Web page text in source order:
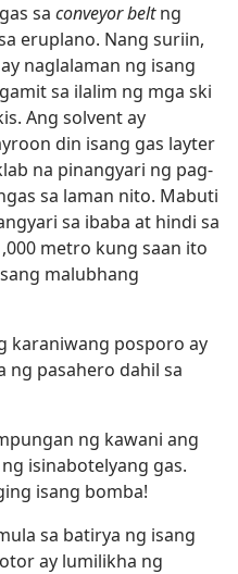
sa conveyor beltng
eruplano. Nang suriin,
naglalaman ng isang
sa ilalim ng mga ski
Ang solvent ay
din isang gas layter
na pinangyari ng pag-
sa laman nito. Mabuti
sa ibaba at hindi sa
metro kung saan ito
malubhang
karaniwang posporo ay
ng pasahero dahil sa
ng kawani ang
isinabotelyang gas.
isang bomba!
sa batirya ng isang
ay lumilikha ng